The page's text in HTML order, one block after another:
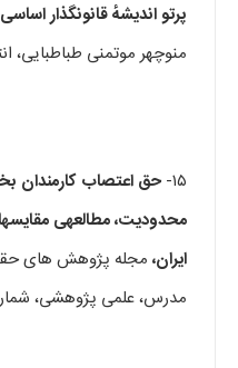
پرتو اندیشهٔ قانونگذار اساسی
منوچهر موتمنی طباطبایی،
۱۵- حق اعتصاب کارمندان
محدودیت، مطالعه­ی
ایران، مجله پژوهش های
مدرس، علمی پژوهشی، شماره ۷۷، پاییز